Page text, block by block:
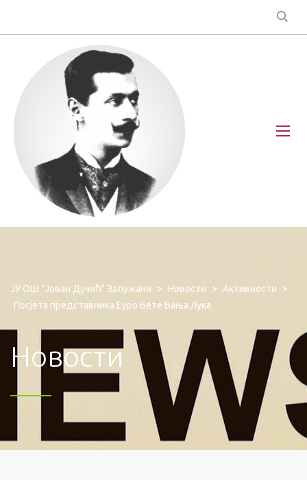
ЈУ ОШ "Јован Дучић" Залужани > Новости > Активности
>
Посјета представника Еуро Бете Бања Лука
Новости